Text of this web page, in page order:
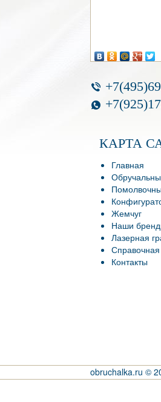
КАРТА
Главная
Жемчуг
Наши
Лазерная
Контакты
obruchalka.ru ©